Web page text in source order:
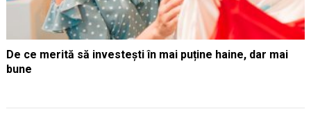
De ce merită să investești în mai puține haine, dar mai
bune